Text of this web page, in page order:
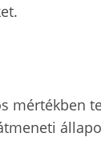
mértékben